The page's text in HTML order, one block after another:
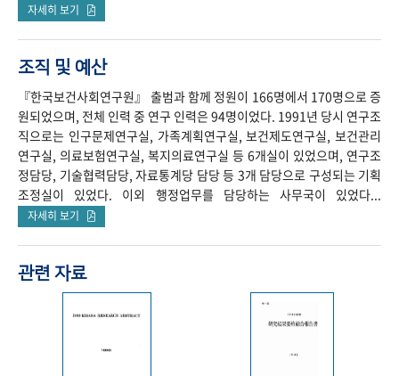
자세히 보기
조직 및 예산
『한국보건사회연구원』 출범과 함께 정원이 166명에서 170명으로 증
원되었으며, 전체 인력 중 연구 인력은 94명이었다. 1991년 당시 연구조
직으로는 인구문제연구실, 가족계획연구실, 보건제도연구실, 보건관리
연구실, 의료보험연구실, 복지의료연구실 등 6개실이 있었으며, 연구조
정담당, 기술협력담당, 자료통계당 담당 등 3개 담당으로 구성되는 기획
조정실이 있었다. 이외 행정업무를 담당하는 사무국이 있었다...
자세히 보기
관련 자료